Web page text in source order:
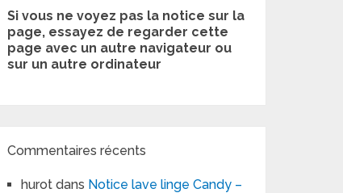
Si vous ne voyez pas la notice sur la
page, essayez de regarder cette
page avec un autre navigateur ou
sur un autre ordinateur
Commentaires récents
hurot dans Notice lave linge Candy –